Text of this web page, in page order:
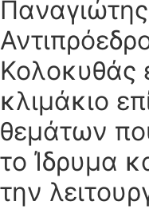
Κολοκυθάς
κλιμάκιο
θεμάτων
το Ίδρυμα
την